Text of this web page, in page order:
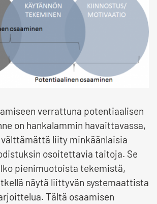
verrattuna potentiaalisen
on hankalammin havaittavassa,
liity minkäänlaisia
osoitettavia taitoja. Se
pienimuotoista tekemistä,
näytä liittyvän systemaattista
Tältä osaamisen